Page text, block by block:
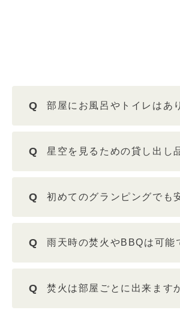
Q 部屋にお風呂やトイレはあ
Q 星空を見るための貸し出し
Q 初めてのグランピングでも
Q 雨天時の焚火やBBQは可能
Q 焚火は部屋ごとに出来ます